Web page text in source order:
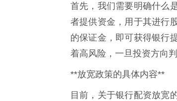
首先，我们需要明确什么
者提供资金，用于其进行
的保证金，即可获得银行
着高风险，一旦投资方向
**放宽政策的具体内容**
目前，关于银行配资放宽